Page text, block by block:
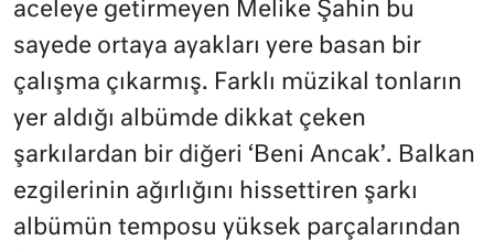
aceleye getirmeyen Melike Şahin bu
sayede ortaya ayakları yere basan bir
çalışma çıkarmış. Farklı müzikal tonların
yer aldığı albümde dikkat çeken
şarkılardan bir diğeri ‘Beni Ancak’. Balkan
ezgilerinin ağırlığını hissettiren şarkı
albümün temposu yüksek parçalarından